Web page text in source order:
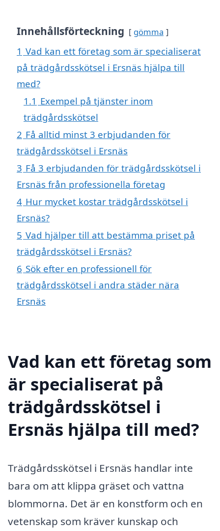
Innehållsförteckning gömma
1 Vad kan ett företag som är specialiserat
på trädgårdsskötsel i Ersnäs hjälpa till
med?
1.1 Exempel på tjänster inom
trädgårdsskötsel
2 Få alltid minst 3 erbjudanden för
trädgårdsskötsel i Ersnäs
3 Få 3 erbjudanden för trädgårdsskötsel i
Ersnäs från professionella företag
4 Hur mycket kostar trädgårdsskötsel i
Ersnäs?
5 Vad hjälper till att bestämma priset på
trädgårdsskötsel i Ersnäs?
6 Sök efter en professionell för
trädgårdsskötsel i andra städer nära
Ersnäs
Vad kan ett företag som
är specialiserat på
trädgårdsskötsel i
Ersnäs hjälpa till med?
Trädgårdsskötsel i Ersnäs handlar inte
bara om att klippa gräset och vattna
blommorna. Det är en konstform och en
vetenskap som kräver kunskap och